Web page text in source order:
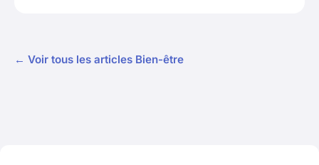
← Voir tous les articles Bien-être